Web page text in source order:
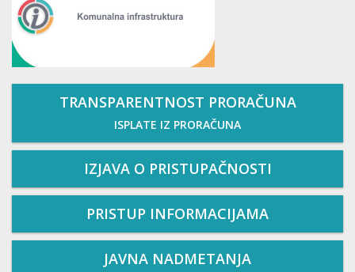
TRANSPARENTNOST PRORAČUNA
ISPLATE IZ PRORAČUNA
IZJAVA O PRISTUPAČNOSTI
PRISTUP INFORMACIJAMA
JAVNA NADMETANJA